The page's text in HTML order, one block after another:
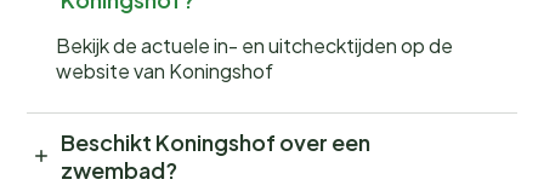
Bekijk de actuele in- en uitchecktijden op de
website van Koningshof
Beschikt Koningshof over een
zwembad?